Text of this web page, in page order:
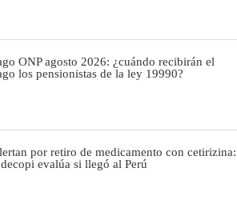
ONP agosto 2026: ¿cuándo recibirán el
los pensionistas de la ley 19990?
por retiro de medicamento con cetirizina:
evalúa si llegó al Perú